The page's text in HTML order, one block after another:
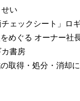
せい
チェックシート」ロ
をめぐる オーナー社
書房
の取得・処分・消却